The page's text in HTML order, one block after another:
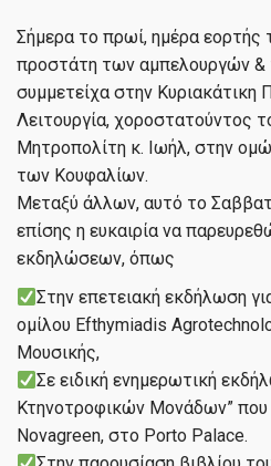
Σήμερα το πρωί, ημέρα εορτής
προστάτη των αμπελουργών
συμμετείχα στην Κυριακάτικη
Λειτουργία, χοροστατούντος
Μητροπολίτη κ. Ιωήλ, στην
των Κουφαλίων.
Μεταξύ άλλων, αυτό το
επίσης η ευκαιρία να
εκδηλώσεων, όπως
Στην επετειακή εκδήλωση
ομίλου Efthymiadis
Μουσικής,
Σε ειδική ενημερωτική
Κτηνοτροφικών Μονάδων” που
Novagreen, στο Porto Palace.